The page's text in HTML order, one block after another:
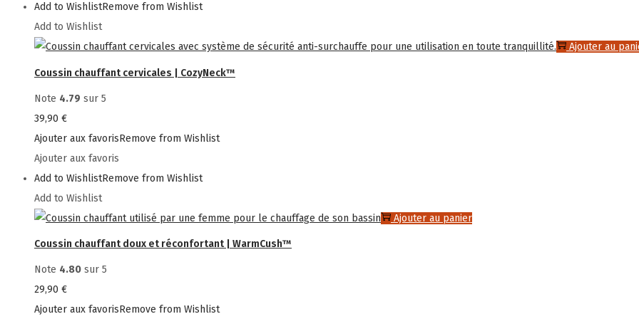
Add to WishlistRemove from Wishlist
Add to Wishlist
Ajouter au
Coussin chauffant cervicales | CozyNeck™
Note 4.79 sur 5
39,90 €
Ajouter aux favorisRemove from Wishlist
Ajouter aux favoris
Add to WishlistRemove from Wishlist
Add to Wishlist
Ajouter au panier
Coussin chauffant doux et réconfortant | WarmCush™
Note 4.80 sur 5
29,90 €
Ajouter aux favorisRemove from Wishlist